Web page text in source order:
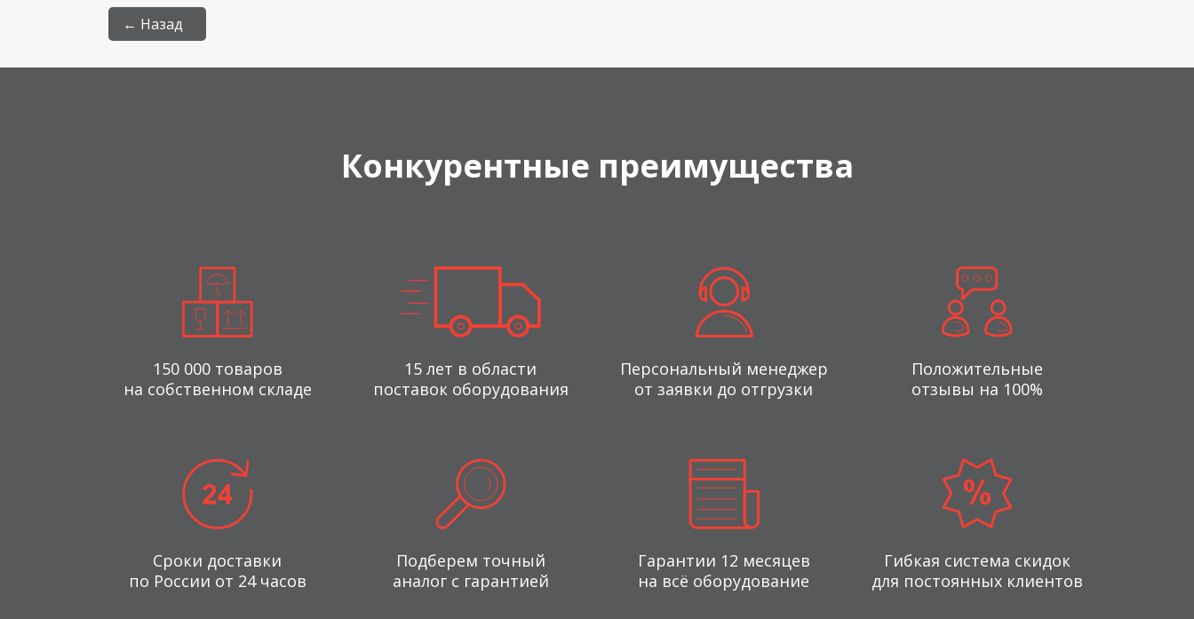
← Назад
Конкурентные преимущества
150 000 товаров
на собственном складе
15 лет в области
поставок оборудования
Персональный менеджер
от заявки до отгрузки
Положительные
отзывы на 100%
Сроки доставки
по России от 24 часов
Подберем точный
аналог с гарантией
Гарантии 12 месяцев
на всё оборудование
Гибкая система скидок
для постоянных клиентов